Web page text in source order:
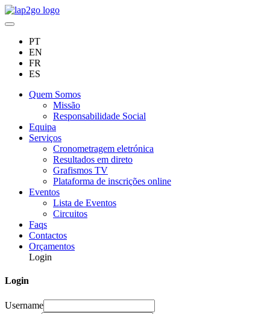
PT
EN
FR
ES
Quem Somos
Missão
Responsabilidade Social
Equipa
Serviços
Cronometragem eletrónica
Resultados em direto
Grafismos TV
Plataforma de inscrições online
Eventos
Lista de Eventos
Circuitos
Faqs
Contactos
Orçamentos
Login
Login
Username